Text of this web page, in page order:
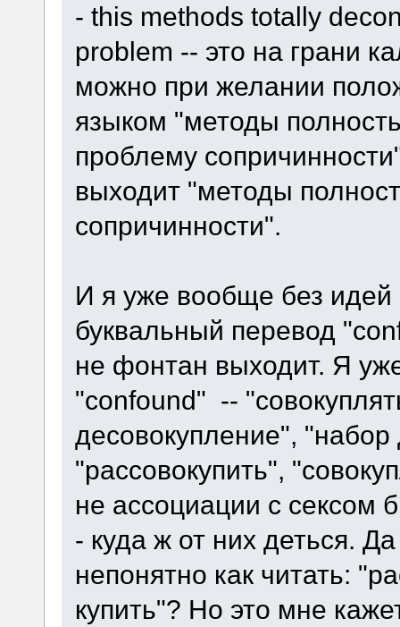
- this methods totally
problem -- это на грани
можно при желании
языком "методы
проблему
выходит "методы
сопричинности".
И я уже вообще без
буквальный перевод
не фонтан выходит. Я
"confound" --
десовокупление", "набор
"рассовокупить",
не ассоциации с сексом
- куда ж от них деться.
непонятно как читать:
купить"? Но это мне